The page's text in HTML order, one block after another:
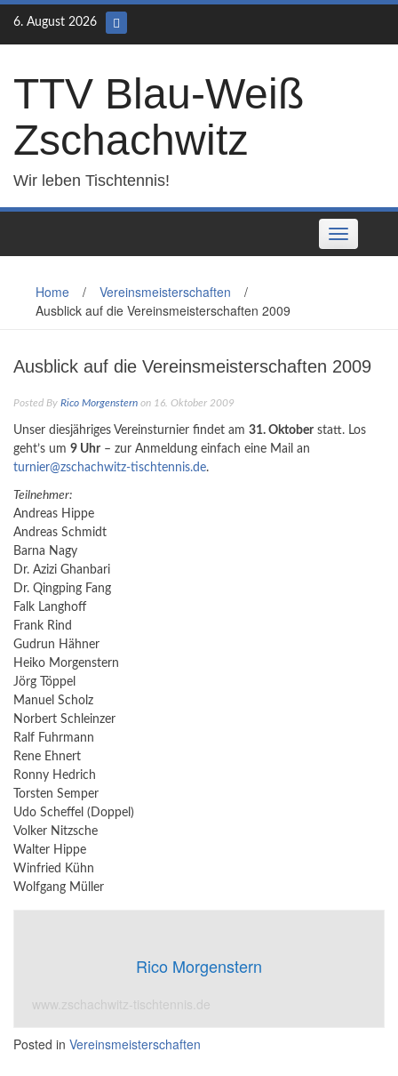
Skip
content
6. August 2026
TTV Blau-Weiß
Zschachwitz
Wir leben Tischtennis!
Toggle
navigation
Home / Vereinsmeisterschaften
/
Ausblick auf die Vereinsmeisterschaften 2009
Ausblick auf die Vereinsmeisterschaften 2009
Posted By Rico Morgenstern on 16. Oktober 2009
Unser diesjähriges Vereinsturnier findet am 31. Oktober statt. Los
geht’s um 9 Uhr – zur Anmeldung einfach eine Mail an
turnier@zschachwitz-tischtennis.de.
Teilnehmer:
Andreas Hippe
Andreas Schmidt
Barna Nagy
Dr. Azizi Ghanbari
Dr. Qingping Fang
Falk Langhoff
Frank Rind
Gudrun Hähner
Heiko Morgenstern
Jörg Töppel
Manuel Scholz
Norbert Schleinzer
Ralf Fuhrmann
Rene Ehnert
Ronny Hedrich
Torsten Semper
Udo Scheffel (Doppel)
Volker Nitzsche
Walter Hippe
Winfried Kühn
Wolfgang Müller
Rico Morgenstern
www.zschachwitz-tischtennis.de
Posted in Vereinsmeisterschaften